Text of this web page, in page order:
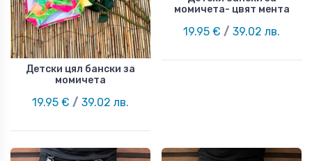
Детски цял бански за
момичета
19.95 € / 39.02 лв.
момичета- цвят мента
19.95 € / 39.02 лв.